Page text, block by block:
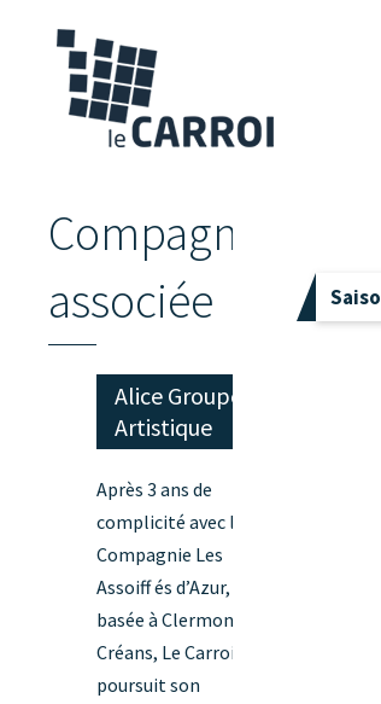
Compagnie
associée
Alice Groupe
Artistique
Après 3 ans de
complicité avec la
Compagnie Les
Assoiff és d’Azur,
basée à Clermont-
Créans, Le Carroi
poursuit son